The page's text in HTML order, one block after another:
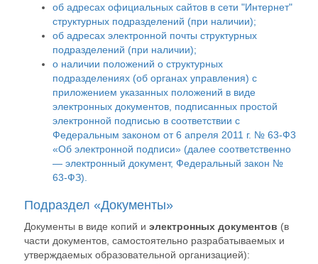
об адресах официальных сайтов в сети "Интернет"
структурных подразделений (при наличии);
об адресах электронной почты структурных
подразделений (при наличии);
о наличии положений о структурных
подразделениях (об органах управления) с
приложением указанных положений в виде
электронных документов, подписанных простой
электронной подписью в соответствии с
Федеральным законом от 6 апреля 2011 г. № 63-Ф3
«Об электронной подписи» (далее соответственно
— электронный документ, Федеральный закон №
63-ФЗ).
Подраздел «Документы»
Документы в виде копий и электронных документов (в
части документов, самостоятельно разрабатываемых и
утверждаемых образовательной организацией):